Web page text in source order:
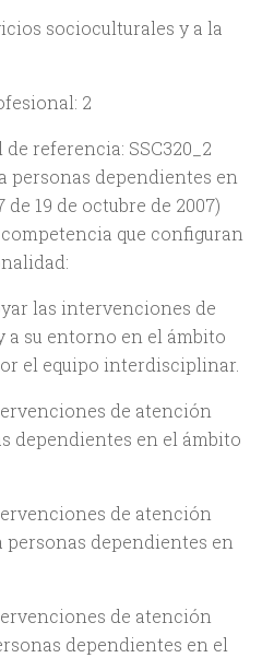
socioculturales y a la
2
referencia: SSC320_2
personas dependientes en
19 de octubre de 2007)
que configuran
las intervenciones de
a su entorno en el ámbito
el equipo interdisciplinar.
de atención
dependientes en el ámbito
de atención
dependientes en
de atención
dependientes en el